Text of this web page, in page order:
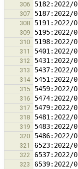
306
307
308
309
310
311
312
313
314
315
316
317
318
319
320
321
322
323